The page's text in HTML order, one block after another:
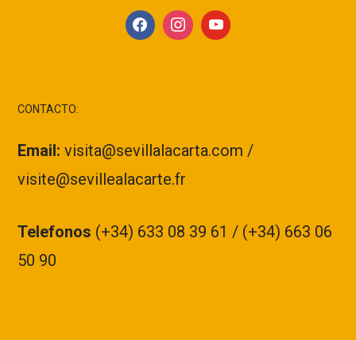
CONTACTO:
Email: visita@sevillalacarta.com /
visite@sevillealacarte.fr
Telefonos (+34) 633 08 39 61 / (+34) 663 06
50 90